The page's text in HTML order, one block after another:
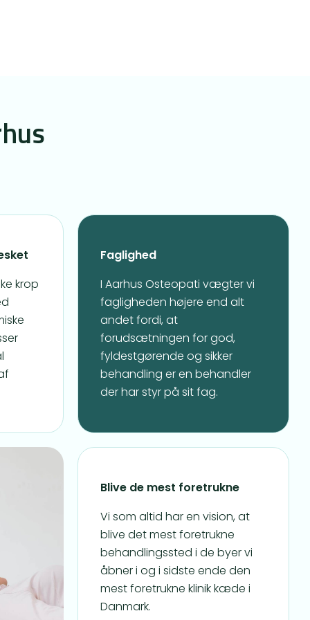
krop
Faglighed
I Aarhus Osteopati vægter vi
fagligheden højere end alt
andet fordi, at
forudsætningen for god,
fyldestgørende og sikker
behandling er en behandler
der har styr på sit fag.
Blive de mest foretrukne
Vi som altid har en vision, at
blive det mest foretrukne
behandlingssted i de byer vi
åbner i og i sidste ende den
mest foretrukne klinik kæde i
Danmark.